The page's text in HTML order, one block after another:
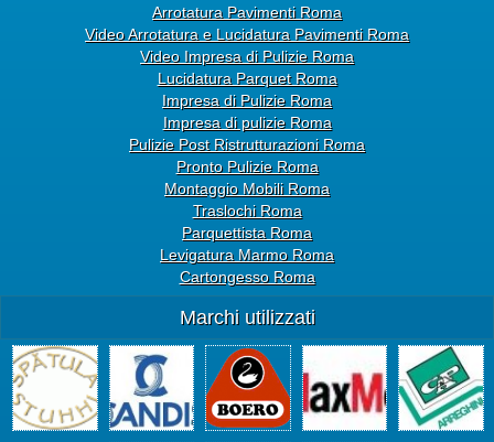
Arrotatura Pavimenti Roma
Video Arrotatura e Lucidatura Pavimenti Roma
Video Impresa di Pulizie Roma
Lucidatura Parquet Roma
Impresa di Pulizie Roma
Impresa di pulizie Roma
Pulizie Post Ristrutturazioni Roma
Pronto Pulizie Roma
Montaggio Mobili Roma
Traslochi Roma
Parquettista Roma
Levigatura Marmo Roma
Cartongesso Roma
Marchi utilizzati